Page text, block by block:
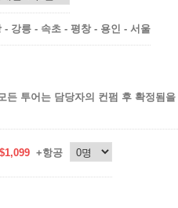
- 강릉 - 속초 - 평창 - 용인 - 서울
든 투어는 담당자의 컨펌 후 확정됨을
$1,099 +항공